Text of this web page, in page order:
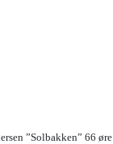
”Solbakken” 66 øre